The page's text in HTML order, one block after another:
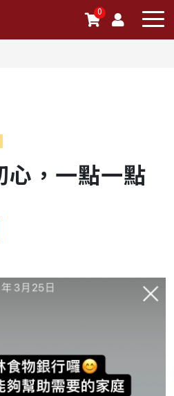
0
心，一點一點